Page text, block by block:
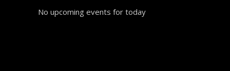
No upcoming events for today